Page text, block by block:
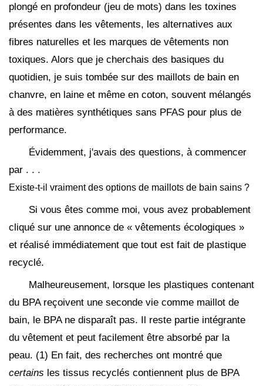
plongé en profondeur (jeu de mots) dans les toxines
présentes dans les vêtements, les alternatives aux
fibres naturelles et les marques de vêtements non
toxiques. Alors que je cherchais des basiques du
quotidien, je suis tombée sur des maillots de bain en
chanvre, en laine et même en coton, souvent mélangés
à des matières synthétiques sans PFAS pour plus de
performance.
Évidemment, j'avais des questions, à commencer
par . . .
Existe-t-il vraiment des options de maillots de bain sains ?
Si vous êtes comme moi, vous avez probablement
cliqué sur une annonce de « vêtements écologiques »
et réalisé immédiatement que tout est fait de plastique
recyclé.
Malheureusement, lorsque les plastiques contenant
du BPA reçoivent une seconde vie comme maillot de
bain, le BPA ne disparaît pas. Il reste partie intégrante
du vêtement et peut facilement être absorbé par la
peau. (1) En fait, des recherches ont montré que
certains les tissus recyclés contiennent plus de BPA